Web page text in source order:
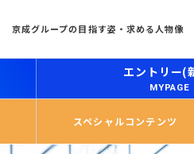
京成グループの目指す姿・求める人物像
エントリー(
MYPAGE
スペシャルコンテンツ